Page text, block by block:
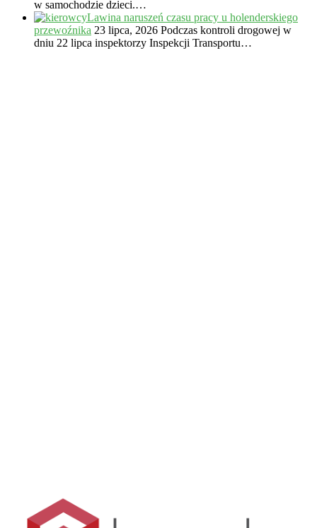
w samochodzie dzieci.…
Lawina naruszeń czasu pracy u holenderskiego
przewoźnika 23 lipca, 2026 Podczas kontroli drogowej w
dniu 22 lipca inspektorzy Inspekcji Transportu…